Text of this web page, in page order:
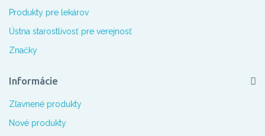
Produkty pre lekárov
Ústna starostlivosť pre verejnosť
Značky
Informácie
Zľavnené produkty
Nové produkty